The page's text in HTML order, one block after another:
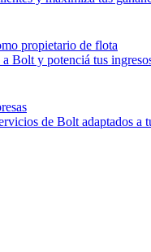
propietario de flota
Bolt y potenciá tus
de Bolt adaptados a